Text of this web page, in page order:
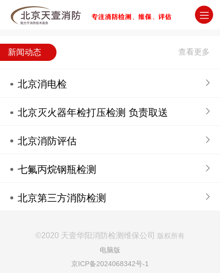
北京消防检测维保评估灭火器年检公司
新闻动态
北京消电检
北京灭火器年检打压检测 负责取送
北京消防评估
七氟丙烷钢瓶检测
北京第三方消防检测
©2020 天壹华阳消防检测维保公司
版权所有
电脑版
京ICP备2024068342号-1